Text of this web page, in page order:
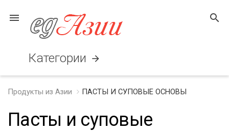
menu search
Категории arrow_forward
Продукты из Азии ПАСТЫ И СУПОВЫЕ ОСНОВЫ
Пасты и суповые